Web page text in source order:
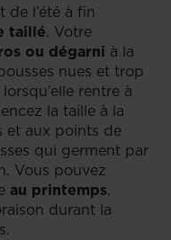
l’été à fin
taillé. Votre
ou dégarni à la
nues et trop
rentre à
la taille à la
et aux points de
qui germent par
Vous pouvez
au printemps.
durant la